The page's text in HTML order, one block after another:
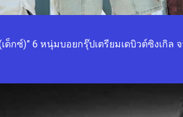
(เด็กซ์)” 6 หนุ่มบอยกรุ๊ปเตรียมเดบิวต์ซิงเกิล